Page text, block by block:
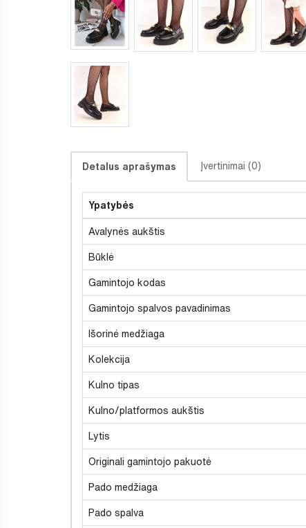
Detalus aprašymas Įvertinimai (0)
Ypatybės
Avalynės aukštis
Būklė
Gamintojo kodas
Gamintojo spalvos pavadinimas
Išorinė medžiaga
Kolekcija
Kulno tipas
Kulno/platformos aukštis
Lytis
Originali gamintojo pakuotė
Pado medžiaga
Pado spalva